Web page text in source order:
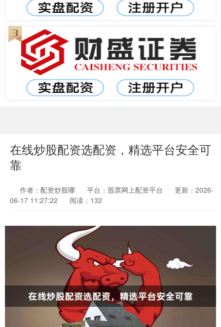
在线炒股配资选配资，精选平台安全可
靠
作者：配资炒股哪 平台：股票网上配资平台
更新：2026-
06-17 11:27:22
阅读：132